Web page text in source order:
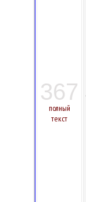
367
полный
текст